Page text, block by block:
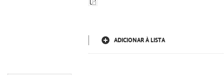
ADICIONAR À LISTA